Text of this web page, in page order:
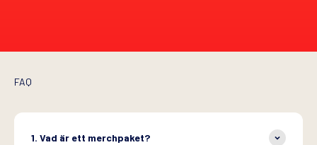
FAQ
1. Vad är ett merchpaket?